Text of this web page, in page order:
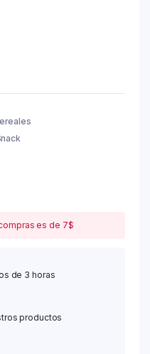
es de 7$
de 3 horas
productos